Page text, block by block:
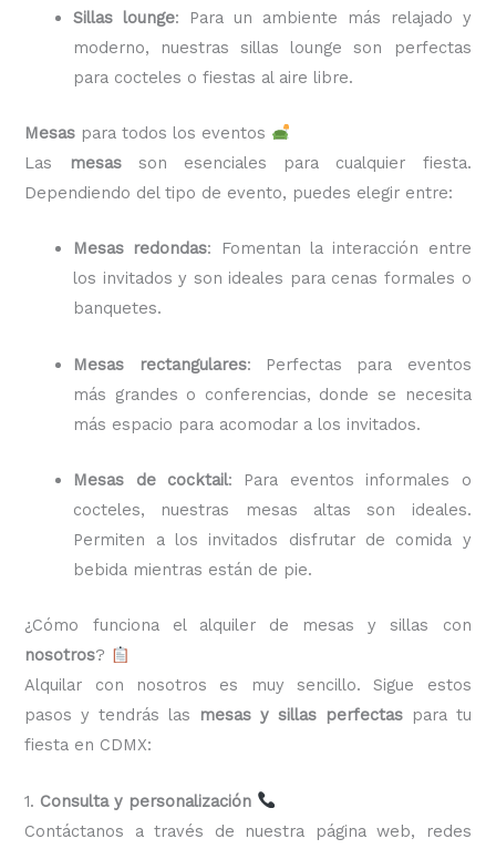
Sillas lounge: Para un ambiente más relajado y
moderno, nuestras sillas lounge son perfectas
para cocteles o fiestas al aire libre.
Mesas para todos los eventos
Las
mesasson esenciales para cualquier fiesta.
Dependiendo del tipo de evento, puedes elegir entre:
Mesas redondas: Fomentan la interacción entre
los invitados y son ideales para cenas formales o
banquetes.
Mesas rectangulares: Perfectas para eventos
más grandes o conferencias, donde se necesita
más espacio para acomodar a los invitados.
Mesas de cocktail: Para eventos informales o
cocteles, nuestras mesas altas son ideales.
Permiten a los invitados disfrutar de comida y
bebida mientras están de pie.
¿Cómo funciona el alquiler de mesas y sillas con
nosotros?
Alquilar con nosotros es muy sencillo. Sigue estos
pasos y tendrás las
mesas y sillas perfectaspara tu
fiesta en CDMX:
1. Consulta y personalización
Contáctanos a través de nuestra página web, redes